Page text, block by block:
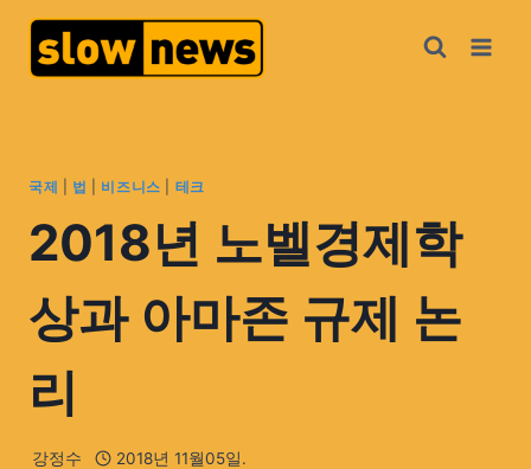
국제 법 비즈니스 테크
2018년 노벨경제학
상과 아마존 규제 논
리
강정수 2018년 11월05일.